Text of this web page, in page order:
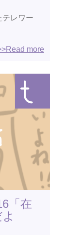
テレワー
more
「在